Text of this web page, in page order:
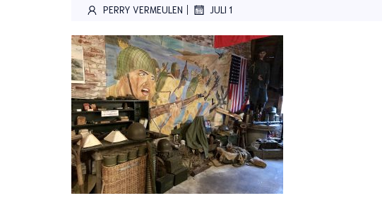
PERRY VERMEULEN | JULI 1